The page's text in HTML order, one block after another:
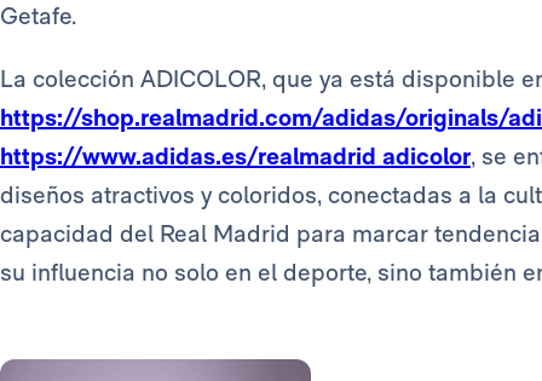
Getafe.
La colección ADICOLOR, que ya está disponible
https://shop.realmadrid.com/adidas/originals/
https://www.adidas.es/realmadrid adicolor, se
diseños atractivos y coloridos, conectadas a la
capacidad del Real Madrid para marcar
su influencia no solo en el deporte, sino también